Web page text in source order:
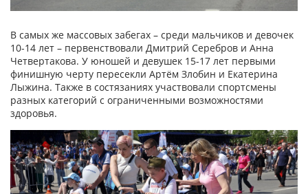
В самых же массовых забегах – среди мальчиков и девочек
10-14 лет – первенствовали Дмитрий Серебров и Анна
Четвертакова. У юношей и девушек 15-17 лет первыми
финишную черту пересекли Артём Злобин и Екатерина
Лыжина. Также в состязаниях участвовали спортсмены
разных категорий с ограниченными возможностями
здоровья.